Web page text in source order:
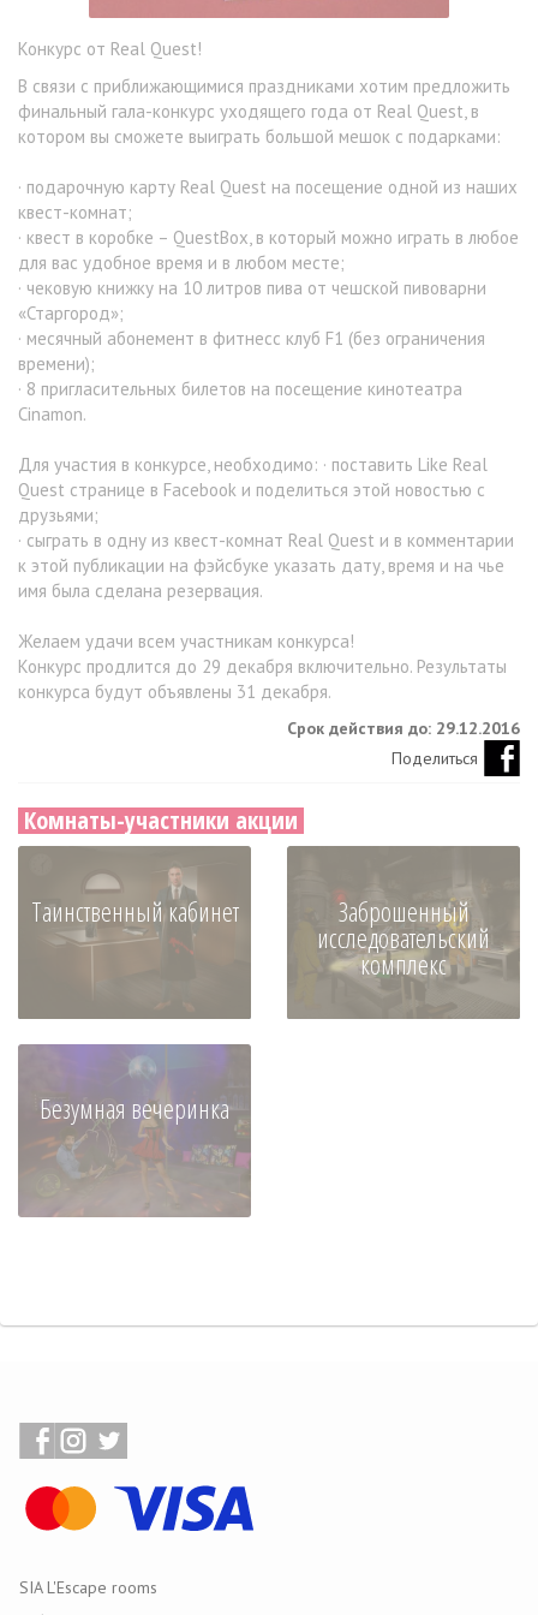
Конкурс от Real Quest!
В связи с приближающимися праздниками хотим предложить
финальный гала-конкурс уходящего года от Real Quest, в
котором вы сможете выиграть большой мешок с подарками:
· подарочную карту Real Quest на посещение одной из наших
квест-комнат;
· квест в коробке – QuestBox, в который можно играть в любое
для вас удобное время и в любом месте;
· чековую книжку на 10 литров пива от чешской пивоварни
«Старгород»;
· месячный абонемент в фитнесс клуб F1 (без ограничения
времени);
· 8 пригласительных билетов на посещение кинотеатра
Cinamon.
Для участия в конкурсе, необходимо: · поставить Like Real
Quest странице в Facebook и поделиться этой новостью с
друзьями;
· сыграть в одну из квест-комнат Real Quest и в комментарии
к этой публикации на фэйсбуке указать дату, время и на чье
имя была сделана резервация.
Желаем удачи всем участникам конкурса!
Конкурс продлится до 29 декабря включительно. Результаты
конкурса будут объявлены 31 декабря.
Срок действия до: 29.12.2016
Поделиться
Комнаты-участники акции
Таинственный кабинет Заброшенный
исследовательский
комплекс
Безумная вечеринка
SIA L'Escape rooms